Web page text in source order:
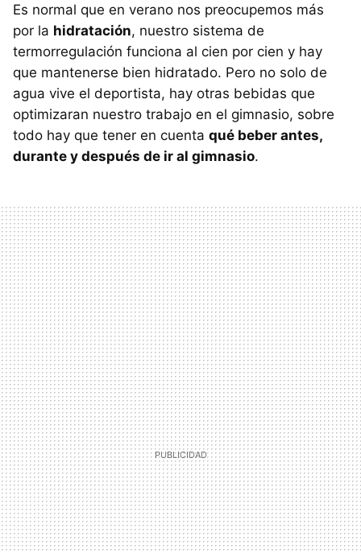
Es normal que en verano nos preocupemos más
por la hidratación, nuestro sistema de
termorregulación funciona al cien por cien y hay
que mantenerse bien hidratado. Pero no solo de
agua vive el deportista, hay otras bebidas que
optimizaran nuestro trabajo en el gimnasio, sobre
todo hay que tener en cuenta qué beber antes,
durante y después de ir al gimnasio.